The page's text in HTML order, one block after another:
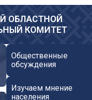
ОБЛАСТНОЙ
КОМИТЕТ
Общественные
обсуждения
Изучаем мнение
населения